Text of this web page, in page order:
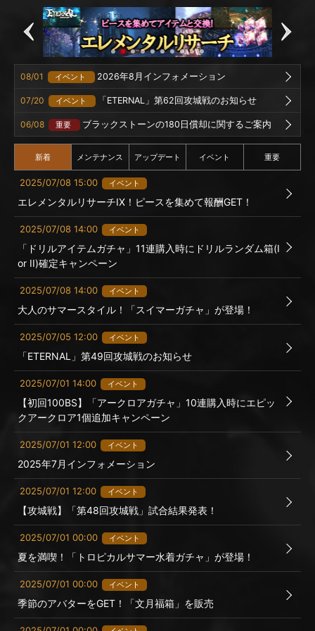
08/01 イベント 2026年8月インフォメーション
07/20 イベント 「ETERNAL」第62回攻城戦のお知らせ
06/08 重要 ブラックストーンの180日償却に関するご案内
新着 メンテナンス アップデート イベント 重要
2025/07/08 15:00 イベント
エレメンタルリサーチIX！ピースを集めて報酬GET！
2025/07/08 14:00 イベント
「ドリルアイテムガチャ」11連購入時にドリルランダム箱(I
or II)確定キャンペーン
2025/07/08 14:00 イベント
大人のサマースタイル！「スイマーガチャ」が登場！
2025/07/05 12:00 イベント
「ETERNAL」第49回攻城戦のお知らせ
2025/07/01 14:00 イベント
【初回100BS】「アークロアガチャ」10連購入時にエピッ
クアークロア1個追加キャンペーン
2025/07/01 12:00 イベント
2025年7月インフォメーション
2025/07/01 12:00 イベント
【攻城戦】「第48回攻城戦」試合結果発表！
2025/07/01 00:00 イベント
夏を満喫！「トロピカルサマー水着ガチャ」が登場！
2025/07/01 00:00 イベント
季節のアバターをGET！「文月福箱」を販売